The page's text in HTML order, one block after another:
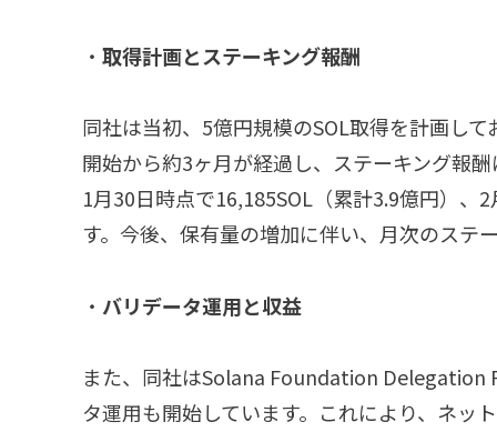
・ 取得計画とステーキング報酬
同社は当初、5億円規模のSOL取得を計画し
開始から約3ヶ月が経過し、ステーキング報
1月30日時点で16,185SOL（累計3.9億円）、
す。今後、保有量の増加に伴い、月次のステ
・ バリデータ運用と収益
また、同社はSolana Foundation Delegation
タ運用も開始しています。これにより、ネッ